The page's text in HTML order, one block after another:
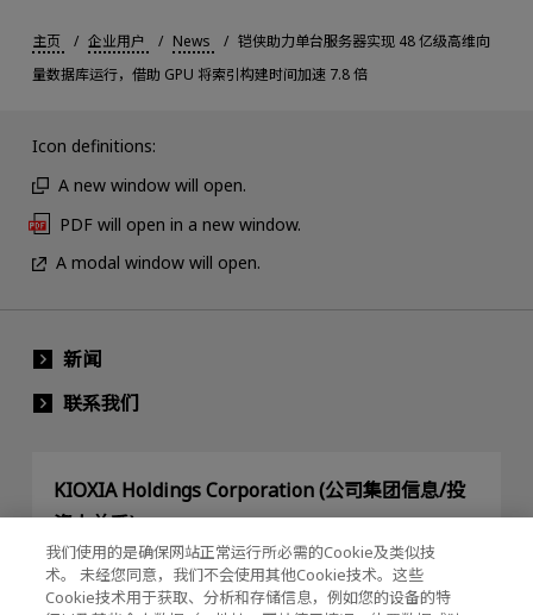
主页 企业用户 News
铠侠助力单台服务器实现 48 亿级高维向
量数据库运行，借助 GPU 将索引构建时间加速 7.8 倍
Icon definitions:
A new window will open.
PDF will open in a new window.
A modal window will open.
新闻
联系我们
KIOXIA Holdings Corporation (公司集团信息/投
资人关系)
KIOXIA Holdings Corporation Home
我们使用的是确保网站正常运行所必需的Cookie及类似技
术。 未经您同意，我们不会使用其他Cookie技术。这些
Cookie技术用于获取、分析和存储信息，例如您的设备的特